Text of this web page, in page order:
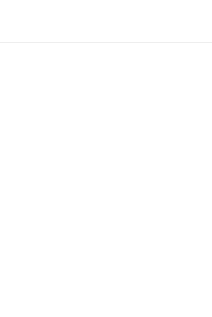
специалистами в США в 2023 году
уже начали выводить деньги